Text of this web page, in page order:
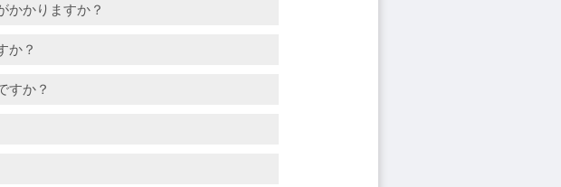
かかりますか？
か？
すか？